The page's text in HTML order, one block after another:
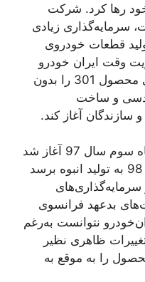
301 به حال خود رها کرد. شرکت
سرمایه‌گذاری زیادی
قطعات خودروی
وقت ایران خودرو
تصمیم گرفت تولید و خودکفایی محصول 301 را بدون
و ساخت
سازندگان آغاز کند.
پروژه خودکفایی 301 در سه ماه سوم سال 97 آغاز شد
و قرار بود در سه ماه آخر سال 98 به تولید انبوه برسد
سرمایه‌گذاری‌های
بدعهد فرانسوی
نتوانست به‌رغم
ظاهری نظیر
را به موقع به